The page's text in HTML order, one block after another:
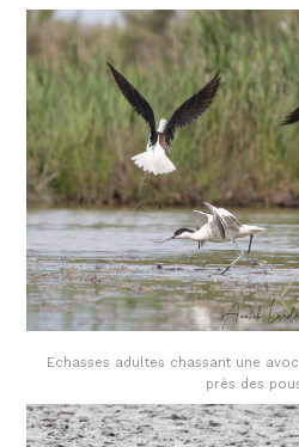
Echasses adultes chassant une
près des